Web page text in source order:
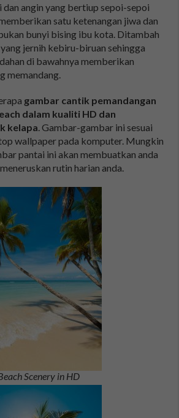
dan angin yang bertiup sepoi-sepoi
satu ketenangan jiwa dan
bunyi bising ibu kota. Ditambah
jernih kebiru-biruan sehingga
di bawahnya memberikan
memandang.
gambar cantik pemandangan
dalam kualiti HD dan
kelapa . Gambar-gambar ini sesuai
wallpaper pada komputer. Mungkin
pantai ini akan membuatkan anda
rutin harian anda.
Scenery in HD